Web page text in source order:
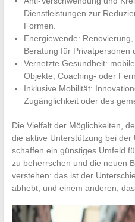
Dienstleistungen zur
Formen.
Energiewende:
Beratung für Privatpersonen
Vernetzte Gesundheit:
Objekte, Coaching- oder
Inklusive Mobilität:
Zugänglichkeit oder des
Die Vielfalt der Möglichkeiten,
die aktive Unterstützung bei
schaffen ein günstiges Umfeld
zu beherrschen und die neuen
verstehen: das ist der
abhebt, und einem anderen,